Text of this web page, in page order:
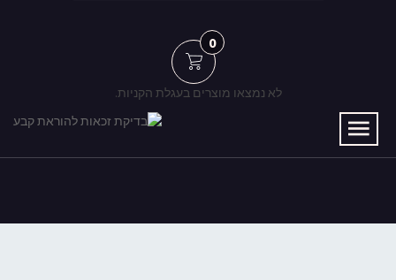
0
לא נמצאו מוצרים בעגלת הקניות.